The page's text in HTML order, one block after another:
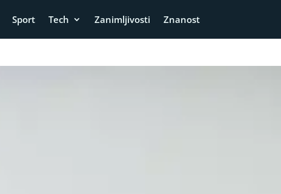
Sport Tech Zanimljivosti Znanost